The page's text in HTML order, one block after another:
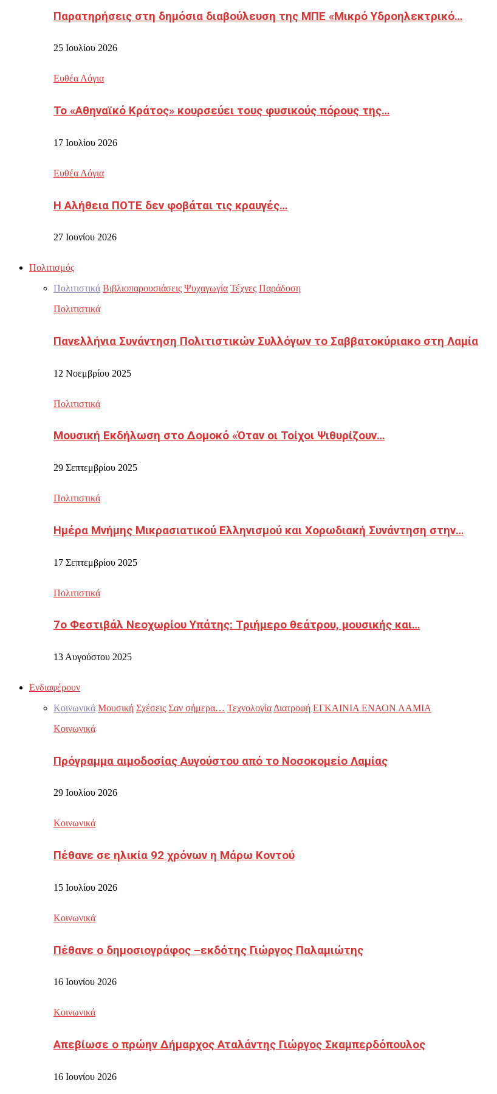
Παρατηρήσεις στη δημόσια διαβούλευση της ΜΠΕ «Μικρό Υδροηλεκτρικό…
25 Ιουλίου 2026
Ευθέα Λόγια
Το «Αθηναϊκό Κράτος» κουρσεύει τους φυσικούς πόρους της…
17 Ιουλίου 2026
Ευθέα Λόγια
Η Αλήθεια ΠΟΤΕ δεν φοβάται τις κραυγές…
27 Ιουνίου 2026
Πολιτισμός
Πολιτιστικά Βιβλιοπαρουσιάσεις Ψυχαγωγία Τέχνες Παράδοση
Πολιτιστικά
Πανελλήνια Συνάντηση Πολιτιστικών Συλλόγων το Σαββατοκύριακο στη Λαμία
12 Νοεμβρίου 2025
Πολιτιστικά
Μουσική Εκδήλωση στο Δομοκό «Όταν οι Τοίχοι Ψιθυρίζουν…
29 Σεπτεμβρίου 2025
Πολιτιστικά
Ημέρα Μνήμης Μικρασιατικού Ελληνισμού και Χορωδιακή Συνάντηση στην…
17 Σεπτεμβρίου 2025
Πολιτιστικά
7ο Φεστιβάλ Νεοχωρίου Υπάτης: Τριήμερο θεάτρου, μουσικής και…
13 Αυγούστου 2025
Ενδιαφέρουν
Κοινωνικά Μουσική Σχέσεις Σαν σήμερα… Τεχνολογία Διατροφή ΕΓΚΑΙΝΙΑ ΕΝΑΟΝ ΛΑΜΙΑ
Κοινωνικά
Πρόγραμμα αιμοδοσίας Αυγούστου από το Νοσοκομείο Λαμίας
29 Ιουλίου 2026
Κοινωνικά
Πέθανε σε ηλικία 92 χρόνων η Μάρω Κοντού
15 Ιουλίου 2026
Κοινωνικά
Πέθανε ο δημοσιογράφος –εκδότης Γιώργος Παλαμιώτης
16 Ιουνίου 2026
Κοινωνικά
Απεβίωσε ο πρώην Δήμαρχος Αταλάντης Γιώργος Σκαμπερδόπουλος
16 Ιουνίου 2026